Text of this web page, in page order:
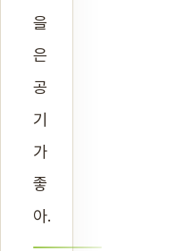
을
은
공
기
가
좋
아.